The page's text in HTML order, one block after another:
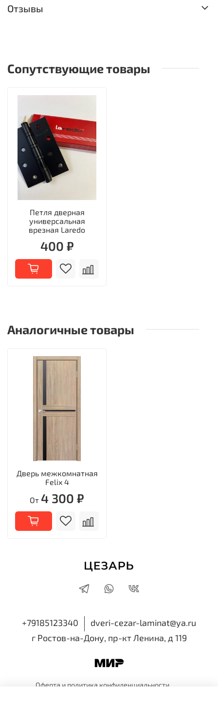
Отзывы
Сопутствующие товары
Петля дверная
универсальная
врезная Laredo
400 ₽
Аналогичные товары
Дверь межкомнатная
Felix 4
От 4 300 ₽
+79185123340
dveri-cezar-laminat@ya.ru
г Ростов-на-Дону, пр-кт Ленина, д 119
Оферта и политика конфиденциальности